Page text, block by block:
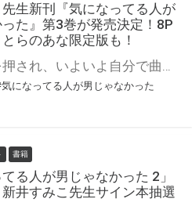
生新刊『気になってる人が
た』第3巻が発売決定！8P
らのあな限定版も！
あやに背を押され、いよいよ自分で曲を作り始めたみつき。 しかしあるとき歌うみつきの動画がSNSで大拡散され、学校でちょっとした有名人になってしまう。 「推し」が発見され複雑な心境のあやと、興味本位のまなざしに晒されて葛藤するみつき。 高校最後の１年を駆け抜ける二人に待っている試練とは──。 『このマンガがすごい!2024』（宝島社）オンナ編第2位、「次にくるマンガ大賞2023」Webマンガ部門第１位に選出！ SNSで最高に注目を集める女同士の愛情ストーリー待望の第3巻。 新井すみこ先生『気になってる人が男じゃなかった』第3巻2月20日発売！ とらのあなでは刊行を記念して描き下ろし入り8P小冊子付きとらのあな限定版を発売致します！ 店舗・通販にて予約開始！とらのあな限定版は数量限定生産となりますので、お早めにご予約下さい！ ※描き下ろしの内容はとらのあな限定です。他社様の有償特典とは内容は異なります。 さらにサイン本抽選販売フェアも開催決定！ 詳細はこちら！
になってる人が男じゃなかった
書籍
てる人が男じゃなかった 2」
井すみこ先生サイン本抽選